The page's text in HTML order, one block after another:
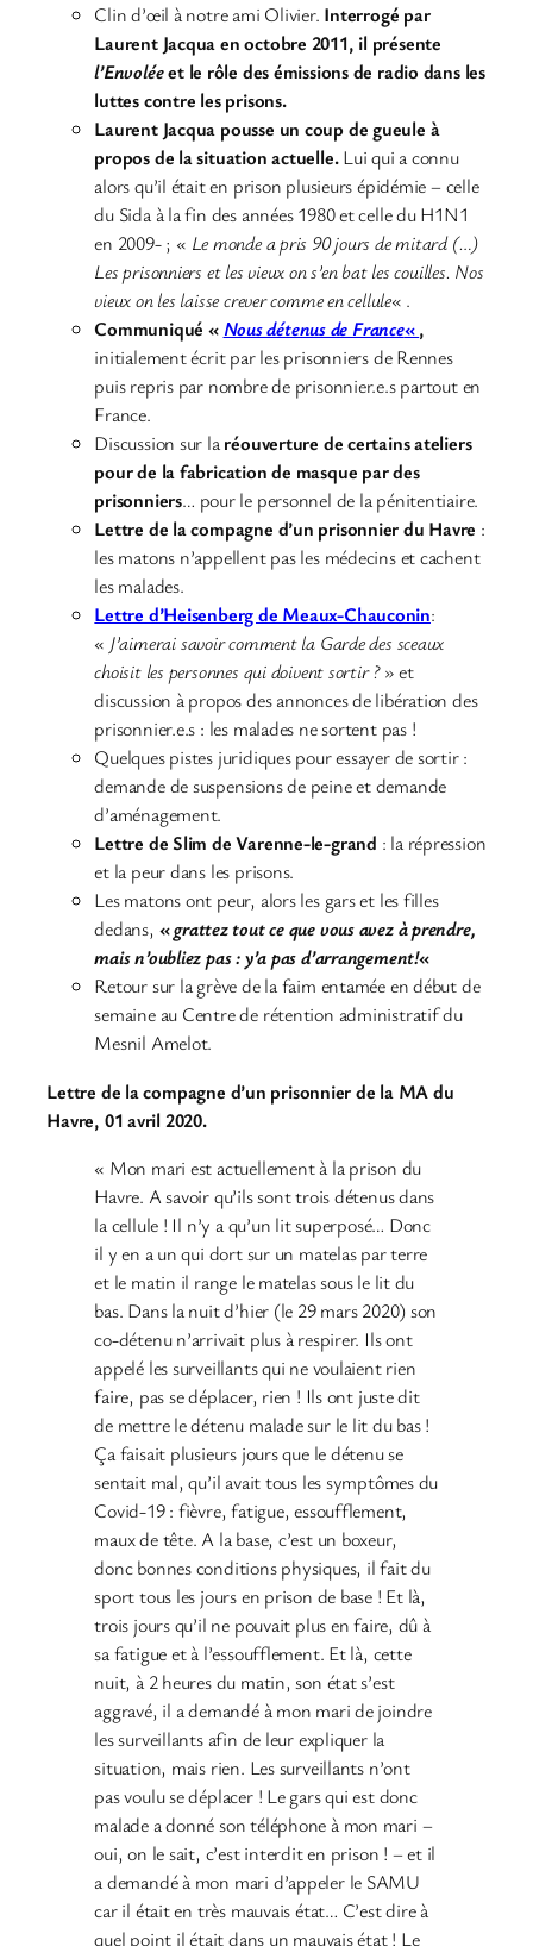
Clin d’œil à notre ami Olivier. Interrogé par
Laurent Jacqua en octobre 2011, il présente
l’Envoléeet le rôle des émissions de radio dans les
luttes contre les prisons.
Laurent Jacqua pousse un coup de gueule à
propos de la situation actuelle.Lui qui a connu
alors qu’il était en prison plusieurs épidémie – celle
du Sida à la fin des années 1980 et celle du H1N1
en 2009- ; « Le monde a pris 90 jours de mitard (…)
Les prisonniers et les vieux on s’en bat les couilles. Nos
vieux on les laisse crever comme en cellule« .
Communiqué « Nous détenus de France«,
initialement écrit par les prisonniers de Rennes
puis repris par nombre de prisonnier.e.s partout en
France.
Discussion sur laréouverture de certains ateliers
pour de la fabrication de masque par des
prisonniers… pour le personnel de la pénitentiaire.
Lettre de la compagne d’un prisonnier du Havre :
les matons n’appellent pas les médecins et cachent
les malades.
Lettre d’Heisenberg de Meaux-Chauconin:
« J’aimerai savoir comment la Garde des sceaux
choisit les personnes qui doivent sortir ?» et
discussion à propos des annonces de libération des
prisonnier.e.s : les malades ne sortent pas !
Quelques pistes juridiques pour essayer de sortir :
demande de suspensions de peine et demande
d’aménagement.
Lettre de Slim de Varenne-le-grand : la répression
et la peur dans les prisons.
Les matons ont peur, alors les gars et les filles
dedans, «grattez tout ce que vous avez à prendre,
mais n’oubliez pas : y’a pas d’arrangement!«
Retour sur la grève de la faim entamée en début de
semaine au Centre de rétention administratif du
Mesnil Amelot.
Lettre de la compagne d’un prisonnier de la MA du
Havre, 01 avril 2020.
« Mon mari est actuellement à la prison du
Havre. A savoir qu’ils sont trois détenus dans
la cellule ! Il n’y a qu’un lit superposé… Donc
il y en a un qui dort sur un matelas par terre
et le matin il range le matelas sous le lit du
bas. Dans la nuit d’hier (le 29 mars 2020) son
co-détenu n’arrivait plus à respirer. Ils ont
appelé les surveillants qui ne voulaient rien
faire, pas se déplacer, rien ! Ils ont juste dit
de mettre le détenu malade sur le lit du bas !
Ça faisait plusieurs jours que le détenu se
sentait mal, qu’il avait tous les symptômes du
Covid-19 : fièvre, fatigue, essoufflement,
maux de tête. A la base, c’est un boxeur,
donc bonnes conditions physiques, il fait du
sport tous les jours en prison de base ! Et là,
trois jours qu’il ne pouvait plus en faire, dû à
sa fatigue et à l’essoufflement. Et là, cette
nuit, à 2 heures du matin, son état s’est
aggravé, il a demandé à mon mari de joindre
les surveillants afin de leur expliquer la
situation, mais rien. Les surveillants n’ont
pas voulu se déplacer ! Le gars qui est donc
malade a donné son téléphone à mon mari –
oui, on le sait, c’est interdit en prison ! – et il
a demandé à mon mari d’appeler le SAMU
car il était en très mauvais état… C’est dire à
quel point il était dans un mauvais état ! Le